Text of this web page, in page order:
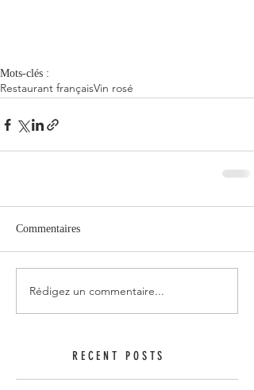
Mots-clés :
Restaurant françaisVin rosé
Commentaires
Rédigez un commentaire...
RECENT POSTS